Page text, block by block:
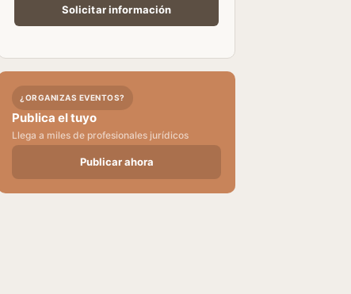
¿ORGANIZAS EVENTOS?
Publica el tuyo
Llega a miles de profesionales jurídicos
Publicar ahora